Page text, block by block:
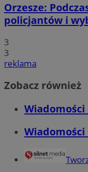
Orzesze:
policjantów i
3
3
reklama
Zobacz również